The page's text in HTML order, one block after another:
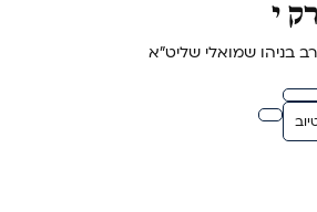
י
בניהו שמואלי שליט"א